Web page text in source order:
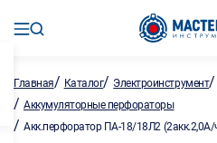
Главная/ Каталог/ Электроинструмент
/ Аккумуляторные перфораторы
/ Акк.перфоратор ПА-18/18Л2 (2акк.2,0А/